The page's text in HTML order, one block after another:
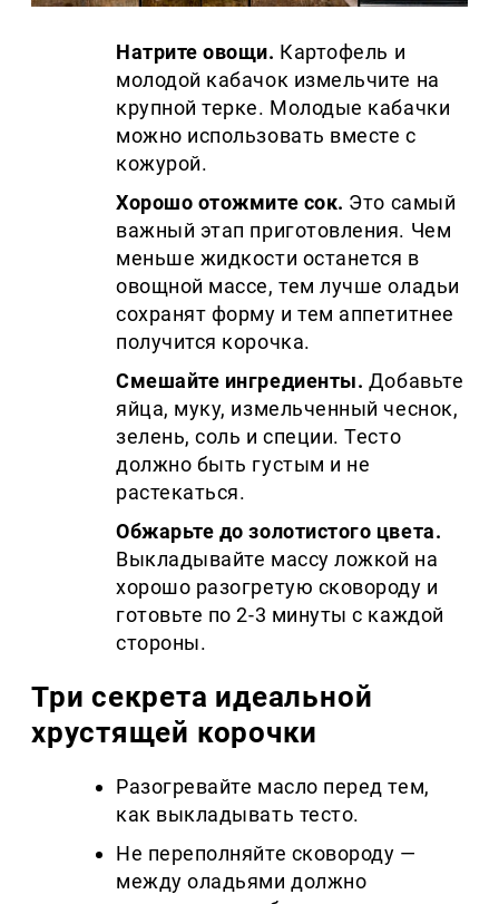
Натрите овощи. Картофель и
молодой кабачок измельчите на
крупной терке. Молодые кабачки
можно использовать вместе с
кожурой.
Хорошо отожмите сок. Это самый
важный этап приготовления. Чем
меньше жидкости останется в
овощной массе, тем лучше оладьи
сохранят форму и тем аппетитнее
получится корочка.
Смешайте ингредиенты. Добавьте
яйца, муку, измельченный чеснок,
зелень, соль и специи. Тесто
должно быть густым и не
растекаться.
Обжарьте до золотистого цвета.
Выкладывайте массу ложкой на
хорошо разогретую сковороду и
готовьте по 2-3 минуты с каждой
стороны.
Три секрета идеальной
хрустящей корочки
Разогревайте масло перед тем,
как выкладывать тесто.
Не переполняйте сковороду —
между оладьями должно